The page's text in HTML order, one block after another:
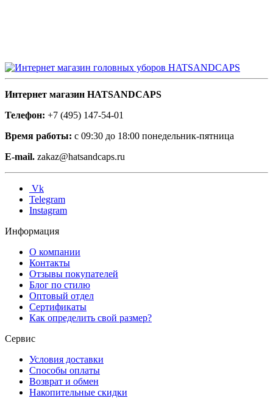
Интернет магазин HATSANDCAPS
Телефон: +7 (495) 147-54-01
Время работы: с 09:30 до 18:00 понедельник-пятница
E-mail. zakaz@hatsandcaps.ru
Vk
Telegram
Instagram
Информация
О компании
Контакты
Отзывы покупателей
Блог по стилю
Оптовый отдел
Сертификаты
Как определить свой размер?
Сервис
Условия доставки
Способы оплаты
Возврат и обмен
Накопительные скидки